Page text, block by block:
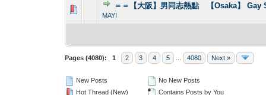
＝＝【大阪】男同志熱點 【Osaka】 Gay
MAYI
0 Vote(s) - 0 out1
Pages (4080): 1 2 3 4 5 4080 Next »
New Posts
Hot Thread (New)
No New Posts
Contains Posts by You